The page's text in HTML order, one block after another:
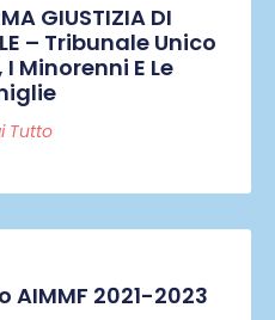
GIUSTIZIA DI
– Tribunale Unico
I Minorenni E Le
Tutto
2021-2023